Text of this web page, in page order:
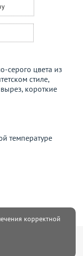
серого цвета из
стиле,
короткие
температуре
корректной